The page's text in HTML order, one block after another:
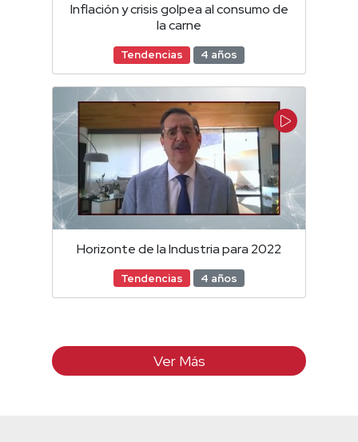
Inflación y crisis golpea al consumo de
la carne
Tendencias 4 años
Horizonte de la Industria para 2022
Tendencias 4 años
Ver Más